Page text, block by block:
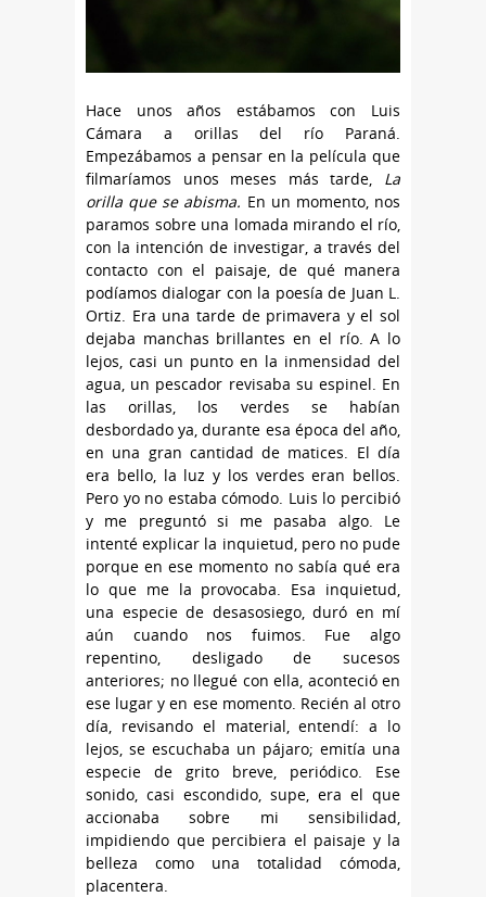
Hace unos años estábamos con Luis
Cámara a orillas del río Paraná.
Empezábamos a pensar en la película que
filmaríamos unos meses más tarde, La
orilla que se abisma. En un momento, nos
paramos sobre una lomada mirando el río,
con la intención de investigar, a través del
contacto con el paisaje, de qué manera
podíamos dialogar con la poesía de Juan L.
Ortiz. Era una tarde de primavera y el sol
dejaba manchas brillantes en el río. A lo
lejos, casi un punto en la inmensidad del
agua, un pescador revisaba su espinel. En
las orillas, los verdes se habían
desbordado ya, durante esa época del año,
en una gran cantidad de matices. El día
era bello, la luz y los verdes eran bellos.
Pero yo no estaba cómodo. Luis lo percibió
y me preguntó si me pasaba algo. Le
intenté explicar la inquietud, pero no pude
porque en ese momento no sabía qué era
lo que me la provocaba. Esa inquietud,
una especie de desasosiego, duró en mí
aún cuando nos fuimos. Fue algo
repentino, desligado de sucesos
anteriores; no llegué con ella, aconteció en
ese lugar y en ese momento. Recién al otro
día, revisando el material, entendí: a lo
lejos, se escuchaba un pájaro; emitía una
especie de grito breve, periódico. Ese
sonido, casi escondido, supe, era el que
accionaba sobre mi sensibilidad,
impidiendo que percibiera el paisaje y la
belleza como una totalidad cómoda,
placentera.